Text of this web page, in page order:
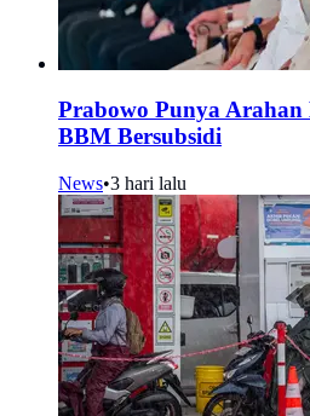
Prabowo Punya Arahan
BBM Bersubsidi
News•3 hari lalu